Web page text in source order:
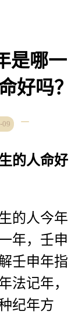
是哪一
好吗？
09
的人命好
的人今年
年，壬申
壬申年指
法记年，
纪年方